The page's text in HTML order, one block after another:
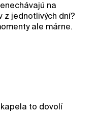
na
z jednotlivých dní?
ale márne.
to dovolí